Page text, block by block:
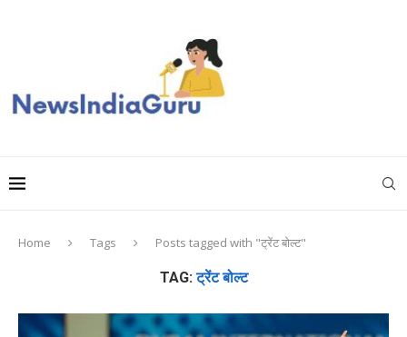
Home Tags Posts tagged with "ट्रेंट बोल्ट"
TAG:ट्रेंट बोल्ट